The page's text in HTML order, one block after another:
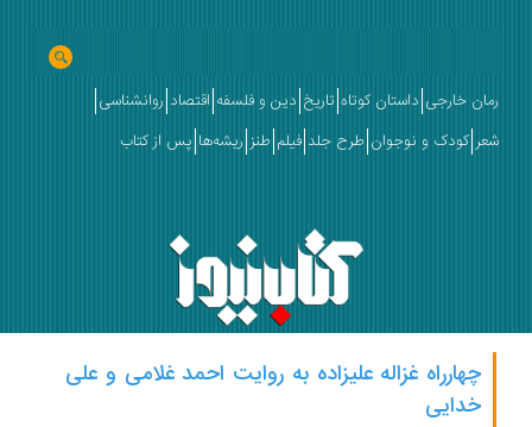
خارجی داستان کوتاه تاریخ دین و فلسفه اقتصاد روانشناسی
کودک و نوجوان طرح جلد فیلم طنز ریشه‌ها پس از کتاب
چهارراه غزاله علیزاده به‌ روایت احمد غلامی و علی
خدایی